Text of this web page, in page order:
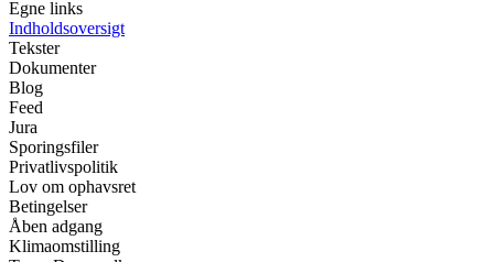
Egne links
Indholdsoversigt
Tekster
Dokumenter
Blog
Feed
Jura
Sporingsfiler
Privatlivspolitik
Lov om ophavsret
Betingelser
Åben adgang
Klimaomstilling